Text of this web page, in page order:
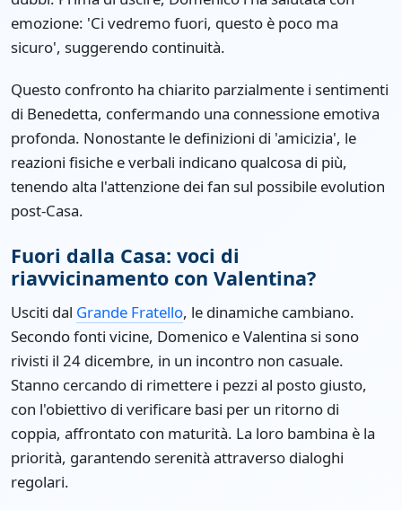
emozione: 'Ci vedremo fuori, questo è poco ma
sicuro', suggerendo continuità.
Questo confronto ha chiarito parzialmente i sentimenti
di Benedetta, confermando una connessione emotiva
profonda. Nonostante le definizioni di 'amicizia', le
reazioni fisiche e verbali indicano qualcosa di più,
tenendo alta l'attenzione dei fan sul possibile evolution
post-Casa.
Fuori dalla Casa: voci di
riavvicinamento con Valentina?
Usciti dal Grande Fratello, le dinamiche cambiano.
Secondo fonti vicine, Domenico e Valentina si sono
rivisti il 24 dicembre, in un incontro non casuale.
Stanno cercando di rimettere i pezzi al posto giusto,
con l'obiettivo di verificare basi per un ritorno di
coppia, affrontato con maturità. La loro bambina è la
priorità, garantendo serenità attraverso dialoghi
regolari.